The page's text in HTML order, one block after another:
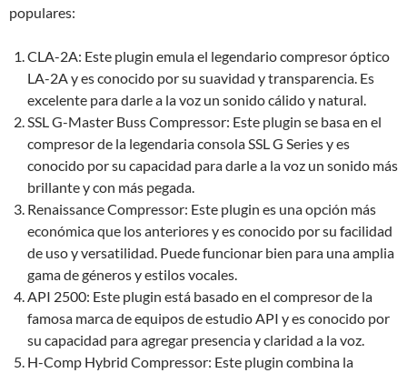
populares:
CLA-2A: Este plugin emula el legendario compresor óptico
LA-2A y es conocido por su suavidad y transparencia. Es
excelente para darle a la voz un sonido cálido y natural.
SSL G-Master Buss Compressor: Este plugin se basa en el
compresor de la legendaria consola SSL G Series y es
conocido por su capacidad para darle a la voz un sonido más
brillante y con más pegada.
Renaissance Compressor: Este plugin es una opción más
económica que los anteriores y es conocido por su facilidad
de uso y versatilidad. Puede funcionar bien para una amplia
gama de géneros y estilos vocales.
API 2500: Este plugin está basado en el compresor de la
famosa marca de equipos de estudio API y es conocido por
su capacidad para agregar presencia y claridad a la voz.
H-Comp Hybrid Compressor: Este plugin combina la